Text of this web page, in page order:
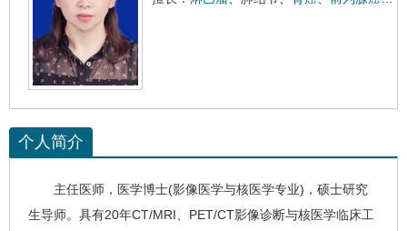
个人简介
主任医师，医学博士(影像医学与核医学专业)，硕士研究
生导师。具有20年CT/MRI、PET/CT影像诊断与核医学临床工